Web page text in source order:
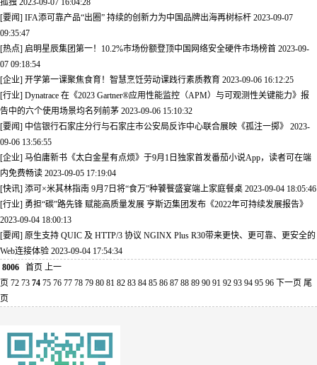
孤独 2023-09-07 16:04:28
[要闻] IFA添可靠产品“出圈” 持续的创新力为中国品牌出海再树标杆 2023-09-07
09:35:47
[热点] 启明星辰集团第一！10.2%市场份额登顶中国网络安全硬件市场榜首 2023-09-
07 09:18:54
[企业] 开学第一课聚焦食育！智慧烹饪劳动课践行素质教育 2023-09-06 16:12:25
[行业] Dynatrace 在《2023 Gartner®应用性能监控（APM）与可观测性关键能力》报
告中的六个使用场景均名列前茅 2023-09-06 15:10:32
[要闻] 中信银行石家庄分行与石家庄市公安局反诈中心联合展映《孤注一掷》 2023-
09-06 13:56:55
[企业] 马伯庸新书《太白金星有点烦》于9月1日独家首发番茄小说App，读者可在端
内免费畅读 2023-09-05 17:19:04
[快讯] 添可×米其林指南 9月7日将“食万”种饕餮盛宴端上家庭餐桌 2023-09-04 18:05:46
[行业] 勇担“碳”路先锋 赋能高质量发展 亨斯迈集团发布《2022年可持续发展报告》
2023-09-04 18:00:13
[要闻] 原生支持 QUIC 及 HTTP/3 协议 NGINX Plus R30带来更快、更可靠、更安全的
Web连接体验 2023-09-04 17:54:34
8006
首页 上一
页 72 73 74 75 76 77 78 79 80 81 82 83 84 85 86 87 88 89 90 91 92 93 94 95 96 下一页 尾
页